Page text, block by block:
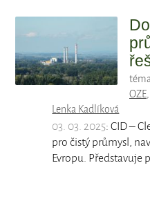
OZE,
Lenka Kadlíková
03. 03. 2025: CID –
pro čistý průmysl,
Evropu. Představuje